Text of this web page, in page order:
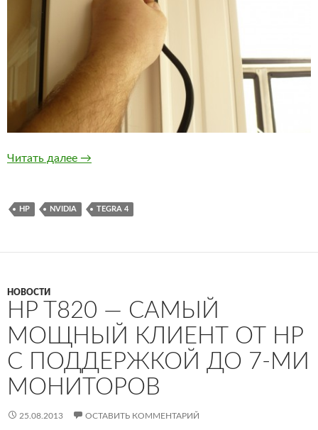
Читать далее HP Slate 8 Pro — новый бюджетный планшет
→
HP NVIDIA TEGRA 4
НОВОСТИ
HP T820 — САМЫЙ
МОЩНЫЙ КЛИЕНТ ОТ HP
С ПОДДЕРЖКОЙ ДО 7-МИ
МОНИТОРОВ
25.08.2013 ОСТАВИТЬ КОММЕНТАРИЙ